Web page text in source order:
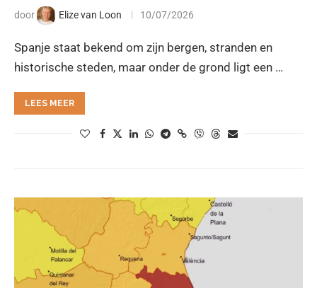
door Elize van Loon 10/07/2026
Spanje staat bekend om zijn bergen, stranden en
historische steden, maar onder de grond ligt een …
LEES MEER